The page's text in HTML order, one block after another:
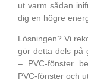
ut varm sådan
dig en högre
Lösningen? Vi
gör detta dels på
– PVC-fönster
PVC-fönster och